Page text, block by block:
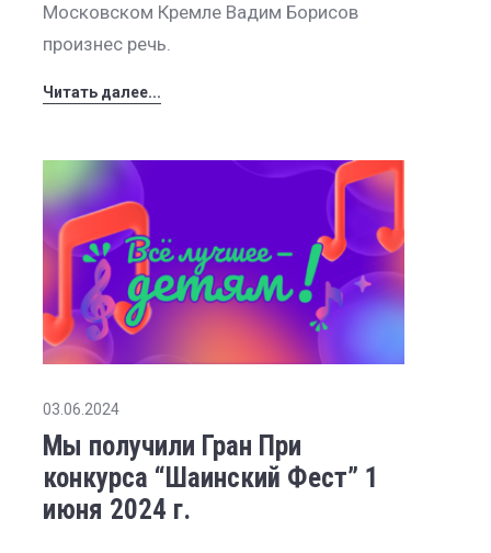
Московском Кремле Вадим Борисов
произнес речь.
Читать далее...
03.06.2024
Мы получили Гран При
конкурса “Шаинский Фест” 1
июня 2024 г.